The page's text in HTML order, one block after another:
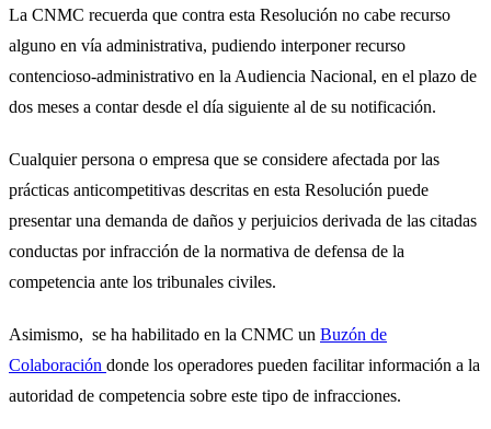
La CNMC recuerda que contra esta Resolución no cabe recurso
alguno en vía administrativa, pudiendo interponer recurso
contencioso-administrativo en la Audiencia Nacional, en el plazo de
dos meses a contar desde el día siguiente al de su notificación.
Cualquier persona o empresa que se considere afectada por las
prácticas anticompetitivas descritas en esta Resolución puede
presentar una demanda de daños y perjuicios derivada de las citadas
conductas por infracción de la normativa de defensa de la
competencia ante los tribunales civiles.
Asimismo, se ha habilitado en la CNMC un Buzón de
Colaboración donde los operadores pueden facilitar información a la
autoridad de competencia sobre este tipo de infracciones.